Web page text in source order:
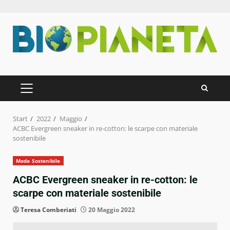
Inhalt
springen
PRIMÄRES
MENÜ
Start 2022
Maggio
ACBC Evergreen sneaker in re-cotton: le scarpe con materiale
sostenibile
Moda Sostenibile
ACBC Evergreen sneaker in re-cotton: le
scarpe con materiale sostenibile
Teresa Comberiati 20 Maggio 2022